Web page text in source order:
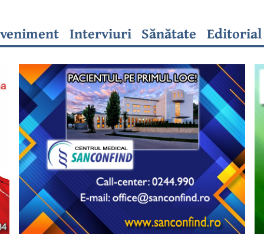
Interviuri Sănătate Editorial